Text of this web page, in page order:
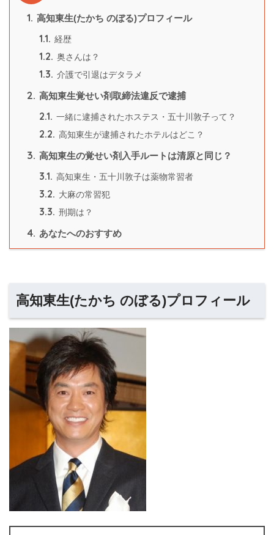
1. 高知東生(たかち のぼる)プロフィール
1.1. 経歴
1.2. 奥さんは？
1.3. 介護で引退はデタラメ
2. 高知東生覚せい剤取締法違反で逮捕
2.1. 一緒に逮捕されたホステス・五十川敦子って？
2.2. 高知東生が逮捕されたホテルはどこ？
3. 高知東生の覚せい剤入手ルートは清原と同じ？
3.1. 高知東生・五十川敦子は薬物常習者
3.2. 大麻の常習犯
3.3. 刑期は？
4. あなたへのおすすめ
高知東生(たかち のぼる)プロフィール